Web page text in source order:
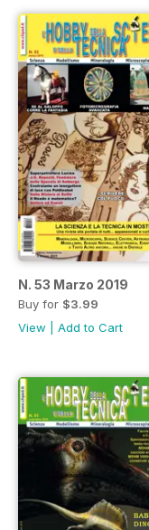
N. 53 Marzo 2019
Buy for $3.99
View
Add to Cart